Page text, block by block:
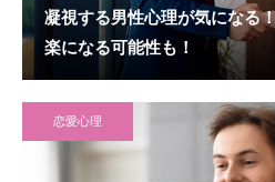
凝視する男性心理が気になる
楽になる可能性も！
恋愛心理